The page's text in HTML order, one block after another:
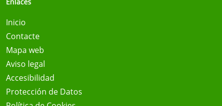
Inicio
Contacte
Mapa web
Aviso legal
Accesibilidad
Protección de Datos